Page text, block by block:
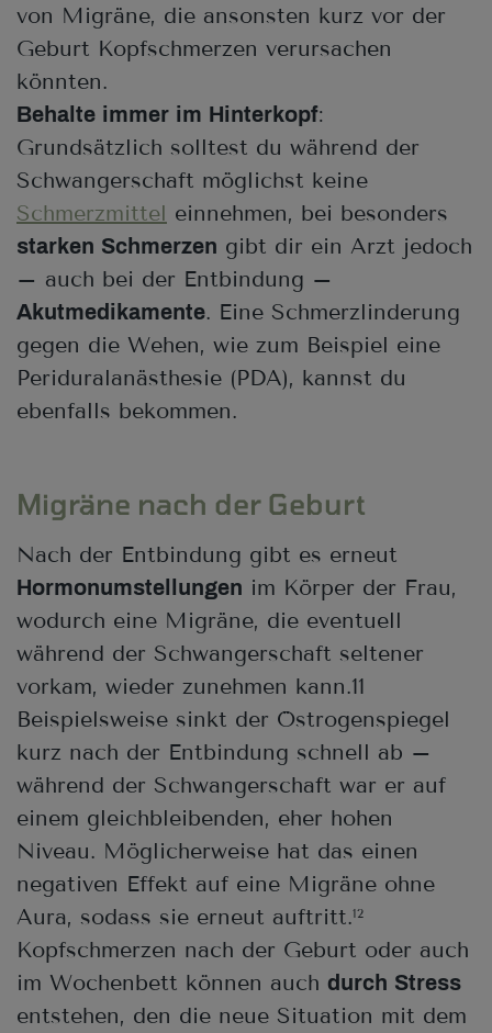
von Migräne, die ansonsten kurz vor der
Geburt Kopfschmerzen verursachen
könnten.
Behalte immer im Hinterkopf:
Grundsätzlich solltest du während der
Schwangerschaft möglichst keine
Schmerzmittel einnehmen, bei besonders
starken Schmerzen gibt dir ein Arzt jedoch
– auch bei der Entbindung –
Akutmedikamente. Eine Schmerzlinderung
gegen die Wehen, wie zum Beispiel eine
Periduralanästhesie (PDA), kannst du
ebenfalls bekommen.
Migräne nach der Geburt
Nach der Entbindung gibt es erneut
Hormonumstellungen im Körper der Frau,
wodurch eine Migräne, die eventuell
während der Schwangerschaft seltener
vorkam, wieder zunehmen kann.11
Beispielsweise sinkt der Östrogenspiegel
kurz nach der Entbindung schnell ab –
während der Schwangerschaft war er auf
einem gleichbleibenden, eher hohen
Niveau. Möglicherweise hat das einen
negativen Effekt auf eine Migräne ohne
Aura, sodass sie erneut auftritt.12
Kopfschmerzen nach der Geburt oder auch
im Wochenbett können auch durch Stress
entstehen, den die neue Situation mit dem